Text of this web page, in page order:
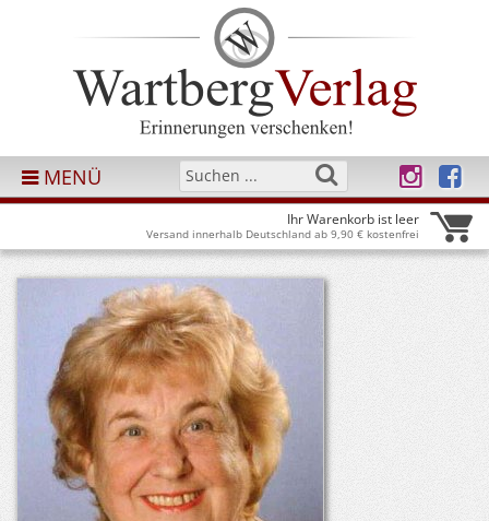
MENÜ
Ihr Warenkorb ist leer
Versand innerhalb Deutschland ab 9,90 € kostenfrei